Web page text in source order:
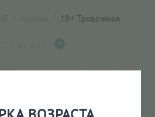
18+ Тревожная